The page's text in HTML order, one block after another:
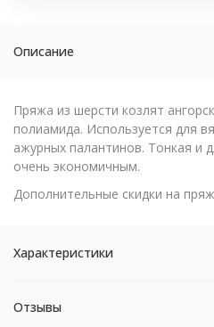
Описание
Пряжа из шерсти козлят
полиамида. Используется для
ажурных палантинов. Тонкая и
очень экономичным.
Дополнительные скидки на
Характеристики
Отзывы